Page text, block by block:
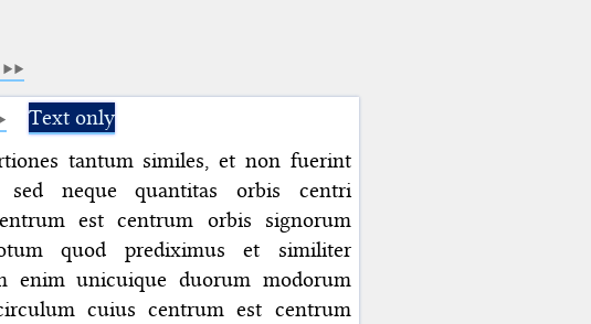
Text only
tantum similes, et non fuerint
sed neque quantitas orbis centri
est centrum orbis signorum
quod prediximus et similiter
enim unicuique duorum modorum
cuius centrum est centrum